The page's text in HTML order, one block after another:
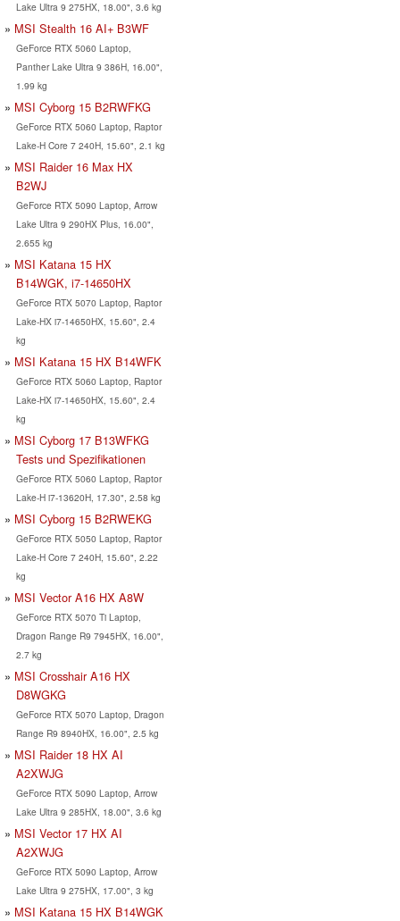
Lake Ultra 9 275HX, 18.00", 3.6 kg
MSI Stealth 16 AI+ B3WF
GeForce RTX 5060 Laptop,
Panther Lake Ultra 9 386H, 16.00",
1.99 kg
MSI Cyborg 15 B2RWFKG
GeForce RTX 5060 Laptop, Raptor
Lake-H Core 7 240H, 15.60", 2.1 kg
MSI Raider 16 Max HX
B2WJ
GeForce RTX 5090 Laptop, Arrow
Lake Ultra 9 290HX Plus, 16.00",
2.655 kg
MSI Katana 15 HX
B14WGK, i7-14650HX
GeForce RTX 5070 Laptop, Raptor
Lake-HX i7-14650HX, 15.60", 2.4
kg
MSI Katana 15 HX B14WFK
GeForce RTX 5060 Laptop, Raptor
Lake-HX i7-14650HX, 15.60", 2.4
kg
MSI Cyborg 17 B13WFKG
Tests und Spezifikationen
GeForce RTX 5060 Laptop, Raptor
Lake-H i7-13620H, 17.30", 2.58 kg
MSI Cyborg 15 B2RWEKG
GeForce RTX 5050 Laptop, Raptor
Lake-H Core 7 240H, 15.60", 2.22
kg
MSI Vector A16 HX A8W
GeForce RTX 5070 Ti Laptop,
Dragon Range R9 7945HX, 16.00",
2.7 kg
MSI Crosshair A16 HX
D8WGKG
GeForce RTX 5070 Laptop, Dragon
Range R9 8940HX, 16.00", 2.5 kg
MSI Raider 18 HX AI
A2XWJG
GeForce RTX 5090 Laptop, Arrow
Lake Ultra 9 285HX, 18.00", 3.6 kg
MSI Vector 17 HX AI
A2XWJG
GeForce RTX 5090 Laptop, Arrow
Lake Ultra 9 275HX, 17.00", 3 kg
MSI Katana 15 HX B14WGK